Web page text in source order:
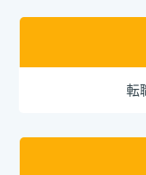
転